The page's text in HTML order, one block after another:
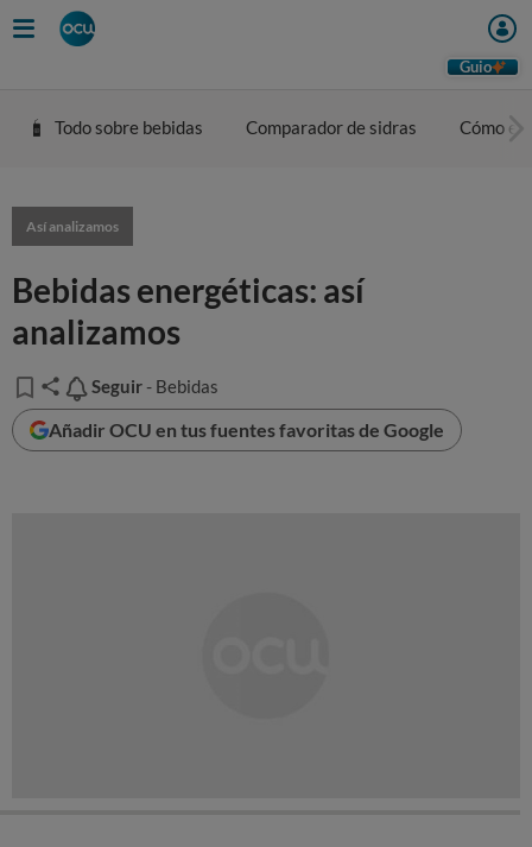
Guio
Todo sobre bebidas Comparador de sidras Cómo
Así analizamos
Bebidas energéticas: así
analizamos
Seguir
Seguir - Bebidas
Añadir OCU en tus fuentes favoritas de Google